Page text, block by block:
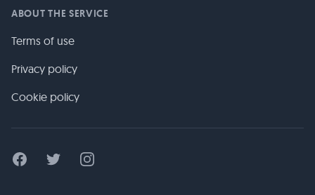
ABOUT THE SERVICE
Terms of use
Privacy policy
Cookie policy
FacebookTwitter Instagram